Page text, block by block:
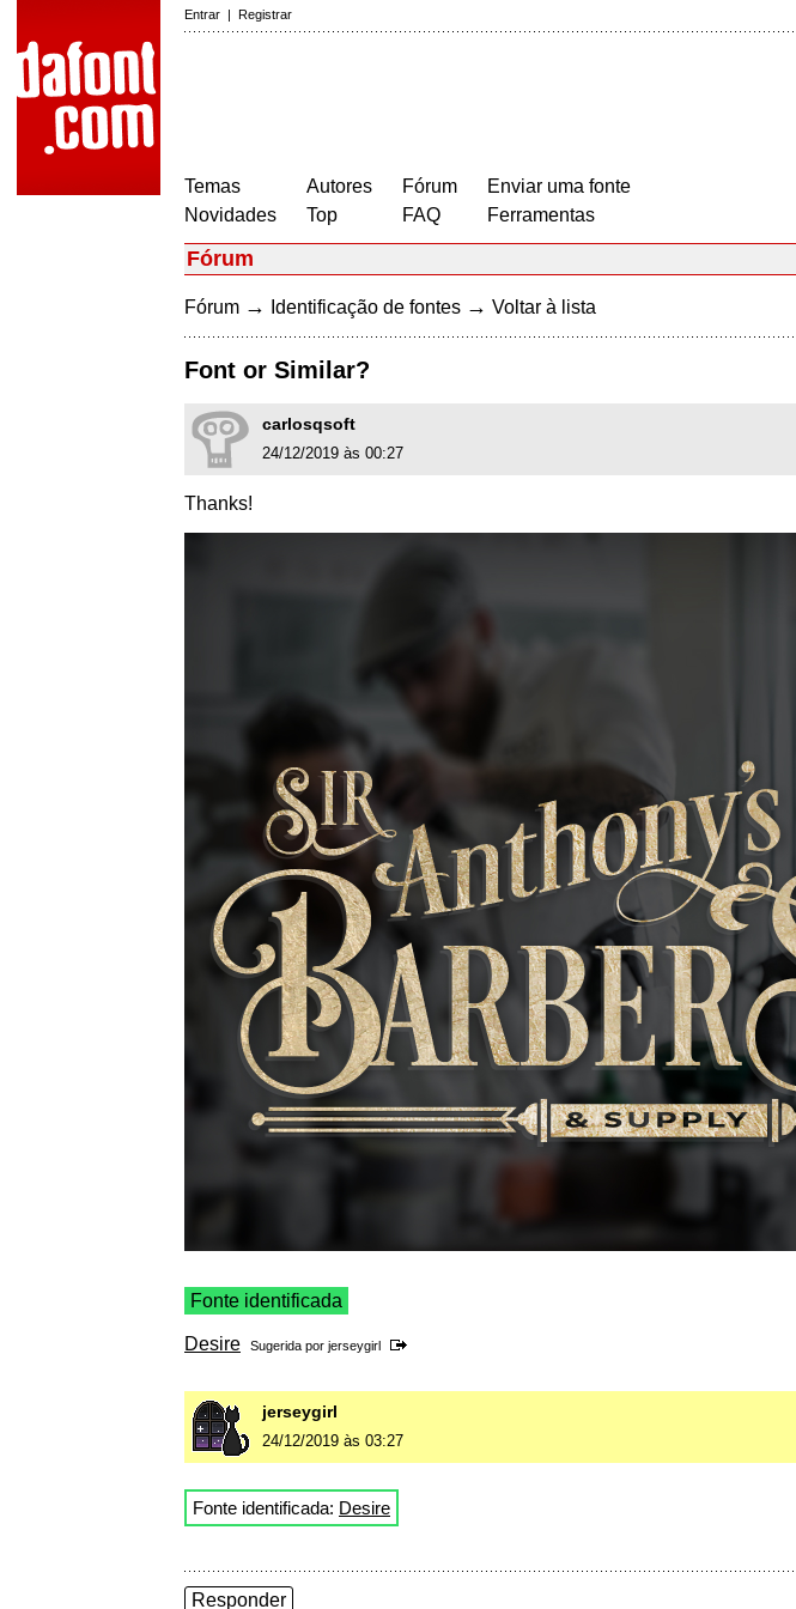
Entrar | Registrar
Temas
Novidades
Autores
Top
Fórum
FAQ
Enviar uma fonte
Ferramentas
Fórum
Fórum → Identificação de fontes → Voltar à lista
Font or Similar?
carlosqsoft
24/12/2019 às 00:27
Thanks!
Fonte identificada
Desire Sugerida por jerseygirl
jerseygirl
24/12/2019 às 03:27
Fonte identificada: Desire
Responder